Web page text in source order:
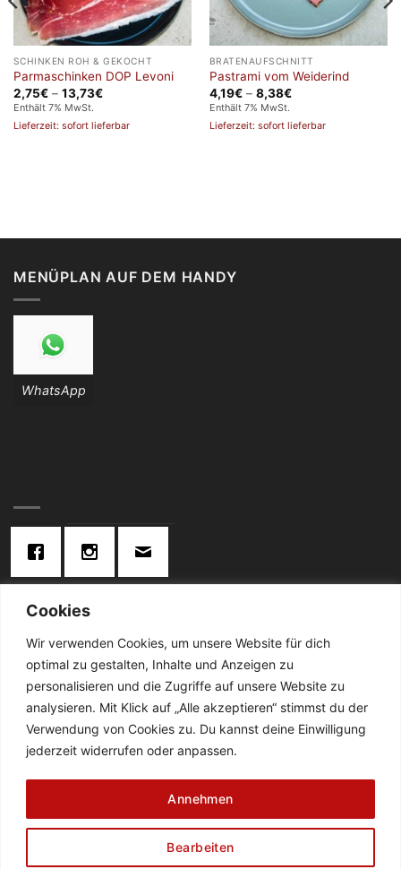
Cookies
Wir verwenden Cookies, um unsere Website für dich
optimal zu gestalten, Inhalte und Anzeigen zu
personalisieren und die Zugriffe auf unsere Website zu
analysieren. Mit Klick auf „Alle akzeptieren“ stimmst du der
Verwendung von Cookies zu. Du kannst deine Einwilligung
jederzeit widerrufen oder anpassen.
Bearbeiten
Annehmen
SCHINKEN ROH & GEKOCHT
Parmaschinken DOP Levoni
2,75€ – 13,73€Preisspanne:
13,73€
Enthält 7% MwSt.
Lieferzeit: sofort lieferbar
BRATENAUFSCHNITT
Pastrami vom Weiderind
4,19€ – 8,38€Preisspanne:
8,38€
Enthält 7% MwSt.
Lieferzeit: sofort lieferbar
MENÜPLAN AUF DEM HANDY
WhatsApp
KONTAKT:
Telefon: 02834 / 2024
De Cabanes-Straße 4
47638 Straelen
WIDERRUFSBELEHRUNG
ABHOLUNG & LIEFERUNG
IMPRESSUM
FAQ
NEWSLETTER
Copyright 2026 ©Fleischerei Borghs